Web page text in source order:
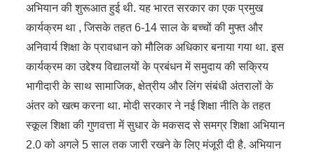
अभियान की शुरूआत हुई थी. यह भारत सरकार का एक प्रमुख
कार्यक्रम था , जिसके तहत 6-14 साल के बच्चों की मुफ्त और
अनिवार्य शिक्षा के प्रावधान को मौलिक अधिकार बनाया गया था. इस
कार्यक्रम का उद्देश्य विद्यालयों के प्रबंधन में समुदाय की सक्रिय
भागीदारी के साथ सामाजिक, क्षेत्रीय और लिंग संबंधी अंतरालों के
अंतर को खत्म करना था. मोदी सरकार ने नई शिक्षा नीति के तहत
स्कूल शिक्षा की गुणवत्ता में सुधार के मकसद से समग्र शिक्षा अभियान
2.0 को अगले 5 साल तक जारी रखने के लिए मंजूरी दी है. अभियान